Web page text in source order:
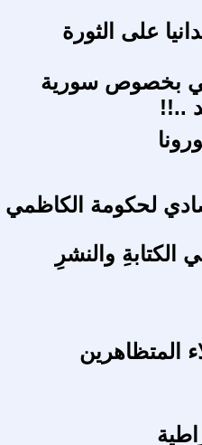
على الثورة
بخصوص سورية
..!!
لحكومة الكاظمي
والنشرِ
المتظاهرين